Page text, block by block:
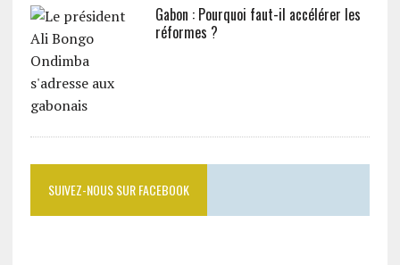
Gabon : Pourquoi faut-il accélérer les
réformes ?
SUIVEZ-NOUS SUR FACEBOOK